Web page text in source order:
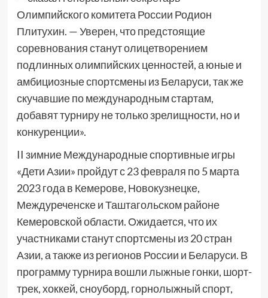
Олимпийского комитета России Родион
Плитухин. — Уверен, что предстоящие
соревнования станут олицетворением
подлинных олимпийских ценностей, а юные и
амбициозные спортсмены из Беларуси, так же
скучавшие по международным стартам,
добавят турниру не только зрелищности, но и
конкуренции».
II зимние Международные спортивные игры
«Дети Азии» пройдут с 23 февраля по 5 марта
2023 года в Кемерове, Новокузнецке,
Междуреченске и Таштагольском районе
Кемеровской области. Ожидается, что их
участниками станут спортсмены из 20 стран
Азии, а также из регионов России и Беларуси. В
программу турнира вошли лыжные гонки, шорт-
трек, хоккей, сноуборд, горнолыжный спорт,